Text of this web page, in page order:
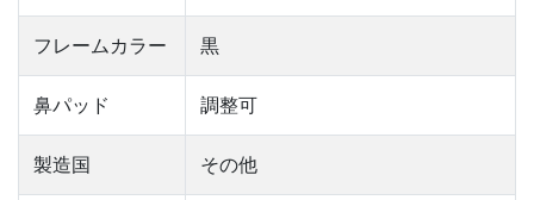
フレームカラー 黒
鼻パッド 調整可
製造国 その他